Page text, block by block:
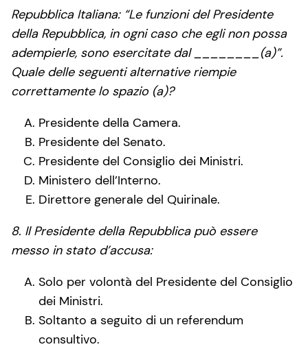
Repubblica Italiana: “Le funzioni del Presidente
della Repubblica, in ogni caso che egli non possa
adempierle, sono esercitate dal ________(a)”.
Quale delle seguenti alternative riempie
correttamente lo spazio (a)?
Presidente della Camera.
Presidente del Senato.
Presidente del Consiglio dei Ministri.
Ministero dell’Interno.
Direttore generale del Quirinale.
8. Il Presidente della Repubblica può essere
messo in stato d’accusa:
Solo per volontà del Presidente del Consiglio
dei Ministri.
Soltanto a seguito di un referendum
consultivo.